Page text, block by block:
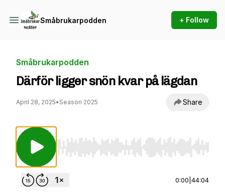
Småbrukarpodden + Follow
Småbrukarpodden
Därför ligger snön kvar på lägdan
April 28, 2025• Season 2025 Share
Use Left/Right to seek, Home/End to jump
0:00 44:04